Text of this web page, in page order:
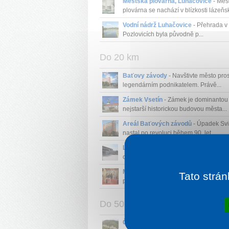
plovárna se nachází v blízkosti
Vodní nádrž Luhačovice - Přehrada v
Pozlovicích byla původně p...
Do 20 km
Baťovy závody - Navštivte město
legendárním podnikatelem. Právě...
Zámek Vsetín - Zámek je dominantou
nejstarší historickou budovou města...
Areál Baťových závodů - Úpadek
nastal po revoluci během 90. let...
Lázně Zlín
celou rodinu....
Muzeum lidových pálenic
- Oblast
podomácké výroby pálenek ve
Do 50 km
Čertovy skály
Tato